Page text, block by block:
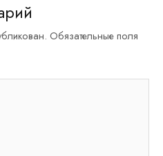
Обязательные поля